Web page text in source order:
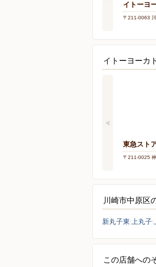
イトーヨ
〒211-0063
イトーヨーカ
東急スト
〒211-0025
川崎市中原区
新丸子東 上丸子
この店舗への